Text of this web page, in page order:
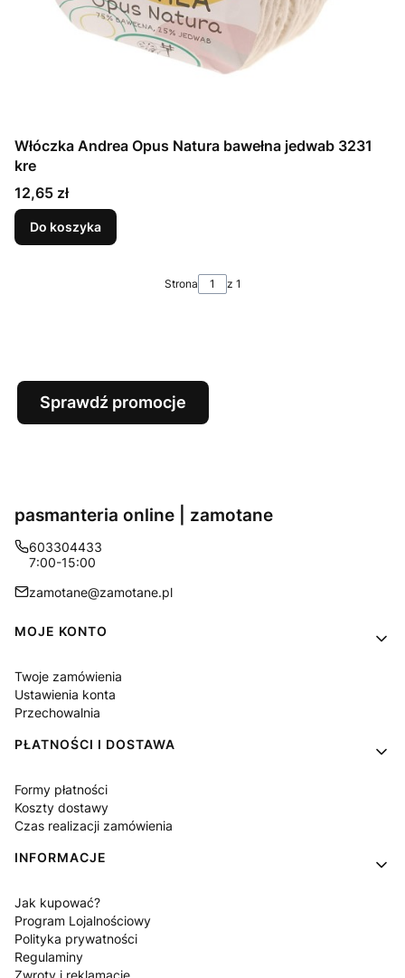
Włóczka Andrea Opus Natura bawełna jedwab 3231
kre
Cena
12,65 zł
Do koszyka
Strona z 1
Sprawdź promocje
pasmanteria online | zamotane
603304433
7:00-15:00
zamotane@zamotane.pl
Linki w stopce
MOJE KONTO
Twoje zamówienia
Ustawienia konta
Przechowalnia
PŁATNOŚCI I DOSTAWA
Formy płatności
Koszty dostawy
Czas realizacji zamówienia
INFORMACJE
Jak kupować?
Program Lojalnościowy
Polityka prywatności
Regulaminy
Zwroty i reklamacje